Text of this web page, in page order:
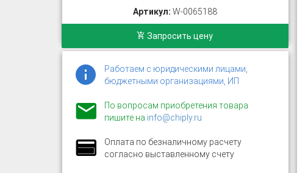
Артикул: W-0065188
Запросить цену
Работаем с юридическими лицами,
бюджетными организациями, ИП
По вопросам приобретения товара
пишите на info@chiply.ru
Оплата по безналичному расчету
согласно выставленному счету